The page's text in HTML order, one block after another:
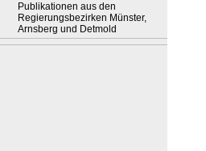
Publikationen aus den
Regierungsbezirken Münster,
Arnsberg und Detmold